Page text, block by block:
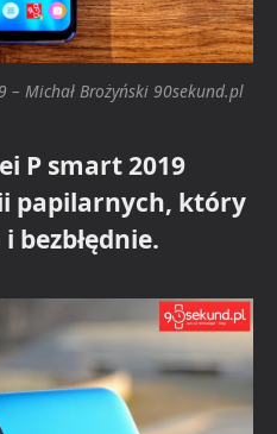
– Michał Brożyński 90sekund.pl
P smart 2019
papilarnych, który
bezbłędnie.